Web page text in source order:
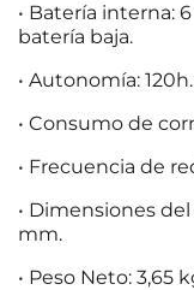
• Batería interna:
batería baja.
• Autonomía:
• Consumo de
• Frecuencia de
• Dimensiones
mm.
• Peso Neto: 3,65